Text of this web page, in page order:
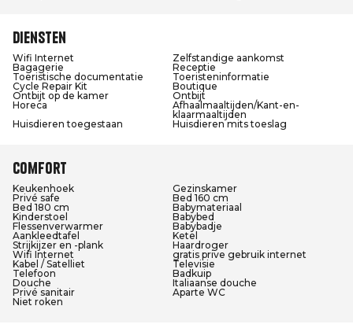
Diensten
Wifi Internet
Zelfstandige aankomst
Bagagerie
Receptie
Toeristische documentatie
Toeristeninformatie
Cycle Repair Kit
Boutique
Ontbijt op de kamer
Ontbijt
Horeca
Afhaalmaaltijden/Kant-en-
klaarmaaltijden
Huisdieren toegestaan
Huisdieren mits toeslag
Comfort
Keukenhoek
Gezinskamer
Privé safe
Bed 160 cm
Bed 180 cm
Babymateriaal
Kinderstoel
Babybed
Flessenverwarmer
Babybadje
Aankleedtafel
Ketel
Strijkijzer en -plank
Haardroger
Wifi Internet
gratis prive gebruik internet
Kabel / Satelliet
Televisie
Telefoon
Badkuip
Douche
Italiaanse douche
Privé sanitair
Aparte WC
Niet roken